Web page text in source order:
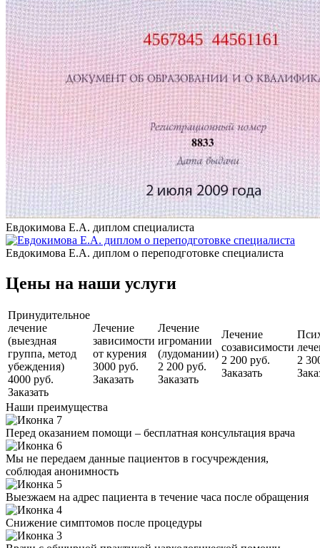
Евдокимова Е.А. диплом специалиста
Евдокимова Е.А. диплом о переподготовке специалиста
Цены на наши услуги
Принудительное
лечение
(выездная
группа, метод
убеждения)
4000 руб.
Заказать
Лечение
зависимости
от курения
3000 руб.
Заказать
Лечение
игромании
(лудомании)
2 200 руб.
Заказать
Лечение
созависимости
2 200 руб.
Заказать
2
Наши преимущества
Перед оказанием помощи – бесплатная консультация врача
Мы не передаем данные пациентов в госучреждения,
соблюдая анонимность
Выезжаем на адрес пациента в течение часа после обращения
Снижение симптомов после процедуры